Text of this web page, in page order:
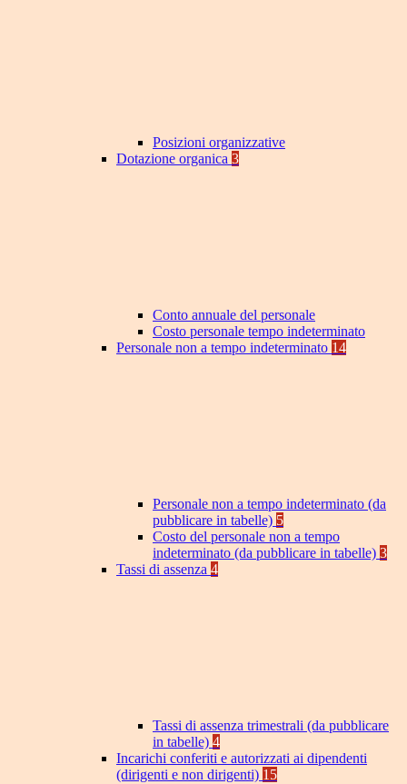
Posizioni organizzative
Dotazione organica 3
Conto annuale del personale
Costo personale tempo indeterminato
Personale non a tempo indeterminato 14
Personale non a tempo indeterminato (da
pubblicare in tabelle) 5
Costo del personale non a tempo
indeterminato (da pubblicare in tabelle) 3
Tassi di assenza 4
Tassi di assenza trimestrali (da pubblicare
in tabelle) 4
Incarichi conferiti e autorizzati ai dipendenti
(dirigenti e non dirigenti) 15